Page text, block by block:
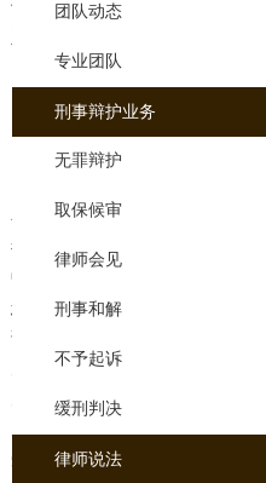
团队动态
专业团队
刑事辩护业务
无罪辩护
取保候审
律师会见
刑事和解
不予起诉
缓刑判决
律师说法
芜湖律师辩护
抽逃出
来源：未知
在我国的法律规定中，对于一些
很可能会违反相应的刑罚，甚至
中之一，那么逃避出资罪又有多
您有所帮助。芜湖律师须通过法
证书方可执业，按照工作性质划
师，按照业务范围划分，律师可
师，按照服务对象和工作身份，
受委托或者指定，为当事人提供